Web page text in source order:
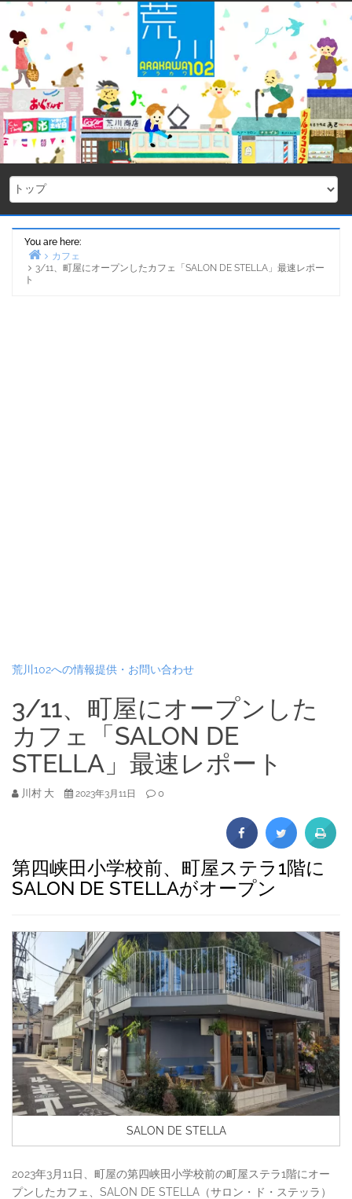
Skip
content
You are here:
Home
カフェ
3/11、町屋にオープンしたカフェ「SALON DE STELLA」最速レポー
ト
荒川102への情報提供・お問い合わせ
3/11、町屋にオープンした
カフェ「SALON DE
STELLA」最速レポート
川村 大 2023年3月11日 0
第四峡田小学校前、町屋ステラ1階に
SALON DE STELLAがオープン
SALON DE STELLA
2023年3月11日、町屋の第四峡田小学校前の町屋ステラ1階にオー
プンしたカフェ、SALON DE STELLA（サロン・ド・ステッラ）